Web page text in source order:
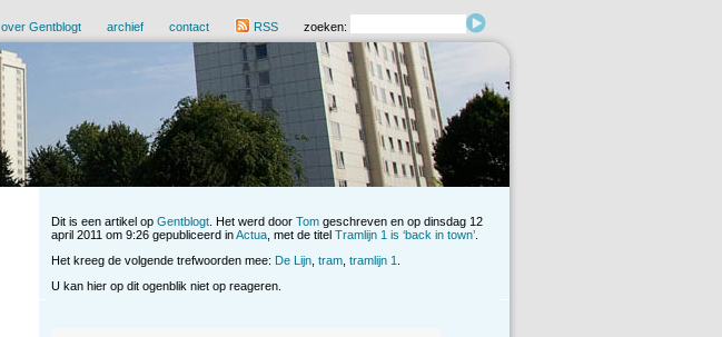
over Gentblogt archief contact RSS zoeken:
Dit is een artikel op Gentblogt . Het werd door Tom geschreven en op dinsdag 12
april 2011 om 9:26 gepubliceerd inActua , met de titel Tramlijn 1 is ‘back in town’
Het kreeg de volgende trefwoorden mee: De Lijn tram tramlijn 1
U kan hier op dit ogenblik niet op reageren.